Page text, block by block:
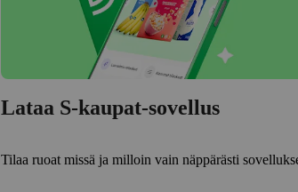
Lataa S-kaupat-sovellus
Tilaa ruoat missä ja milloin vain näppärästi